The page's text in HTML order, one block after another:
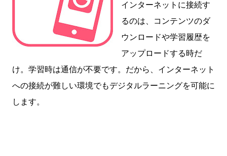
インターネットに接続す
るのは、コンテンツのダ
ウンロードや学習履歴を
アップロードする時だ
け。学習時は通信が不要です。だから、インターネット
への接続が難しい環境でもデジタルラーニングを可能に
します。